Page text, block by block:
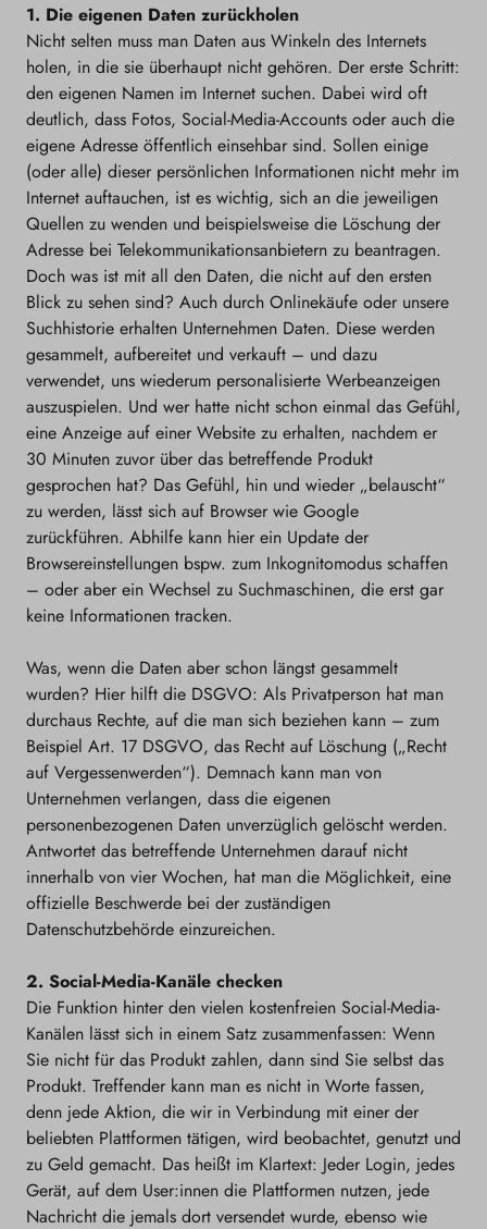
1. Die eigenen Daten zurückholen
Nicht selten muss man Daten aus Winkeln des Internets
holen, in die sie überhaupt nicht gehören. Der erste Schritt:
den eigenen Namen im Internet suchen. Dabei wird oft
deutlich, dass Fotos, Social-Media-Accounts oder auch die
eigene Adresse öffentlich einsehbar sind. Sollen einige
(oder alle) dieser persönlichen Informationen nicht mehr im
Internet auftauchen, ist es wichtig, sich an die jeweiligen
Quellen zu wenden und beispielsweise die Löschung der
Adresse bei Telekommunikationsanbietern zu beantragen.
Doch was ist mit all den Daten, die nicht auf den ersten
Blick zu sehen sind? Auch durch Onlinekäufe oder unsere
Suchhistorie erhalten Unternehmen Daten. Diese werden
gesammelt, aufbereitet und verkauft – und dazu
verwendet, uns wiederum personalisierte Werbeanzeigen
auszuspielen. Und wer hatte nicht schon einmal das Gefühl,
eine Anzeige auf einer Website zu erhalten, nachdem er
30 Minuten zuvor über das betreffende Produkt
gesprochen hat? Das Gefühl, hin und wieder „belauscht“
zu werden, lässt sich auf Browser wie Google
zurückführen. Abhilfe kann hier ein Update der
Browsereinstellungen bspw. zum Inkognitomodus schaffen
– oder aber ein Wechsel zu Suchmaschinen, die erst gar
keine Informationen tracken.
Was, wenn die Daten aber schon längst gesammelt
wurden? Hier hilft die DSGVO: Als Privatperson hat man
durchaus Rechte, auf die man sich beziehen kann – zum
Beispiel Art. 17 DSGVO, das Recht auf Löschung („Recht
auf Vergessenwerden“). Demnach kann man von
Unternehmen verlangen, dass die eigenen
personenbezogenen Daten unverzüglich gelöscht werden.
Antwortet das betreffende Unternehmen darauf nicht
innerhalb von vier Wochen, hat man die Möglichkeit, eine
offizielle Beschwerde bei der zuständigen
Datenschutzbehörde einzureichen.
2. Social-Media-Kanäle checken
Die Funktion hinter den vielen kostenfreien Social-Media-
Kanälen lässt sich in einem Satz zusammenfassen: Wenn
Sie nicht für das Produkt zahlen, dann sind Sie selbst das
Produkt. Treffender kann man es nicht in Worte fassen,
denn jede Aktion, die wir in Verbindung mit einer der
beliebten Plattformen tätigen, wird beobachtet, genutzt und
zu Geld gemacht. Das heißt im Klartext: Jeder Login, jedes
Gerät, auf dem User:innen die Plattformen nutzen, jede
Nachricht die jemals dort versendet wurde, ebenso wie